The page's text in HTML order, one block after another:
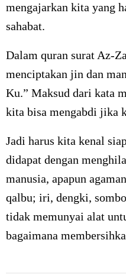
mengajarkan kita yang
sahabat.
Dalam quran surat Az-
menciptakan jin dan
Ku.” Maksud dari kata
kita bisa mengabdi jika
Jadi harus kita kenal
didapat dengan
manusia, apapun
qalbu; iri, dengki,
tidak memunyai alat
bagaimana